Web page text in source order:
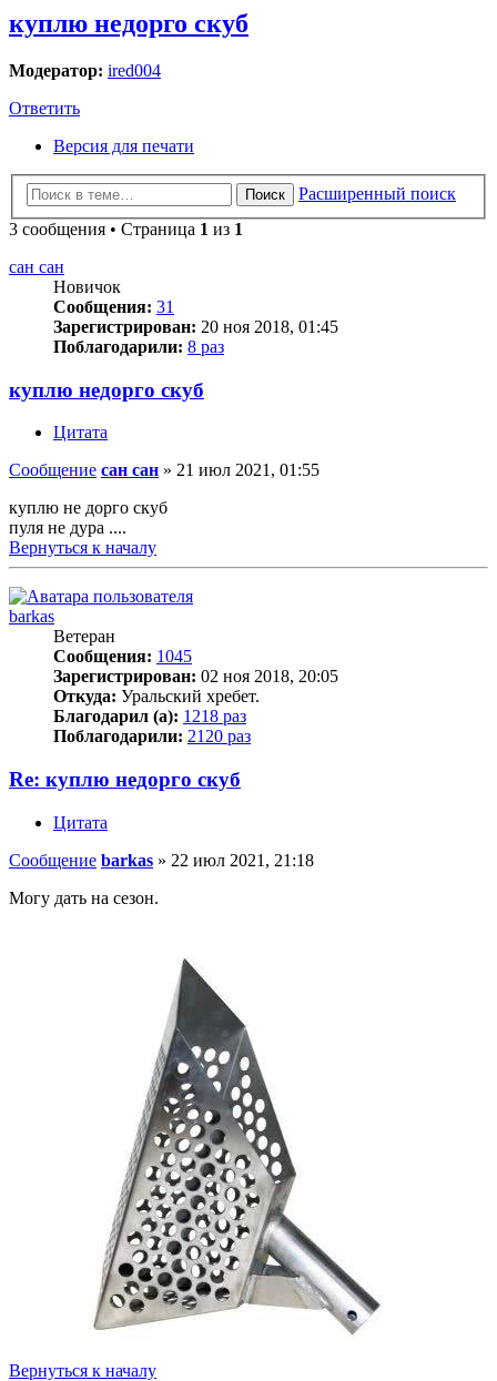
куплю недорго скуб
Модератор: ired004
Ответить
Версия для печати
Поиск
Расширенный поиск
3 сообщения • Страница 1 из 1
сан сан
Новичок
Сообщения: 31
Зарегистрирован: 20 ноя 2018, 01:45
Поблагодарили: 8 раз
куплю недорго скуб
Цитата
Сообщение сан сан » 21 июл 2021, 01:55
куплю не дорго скуб
пуля не дура ....
Вернуться к началу
barkas
Ветеран
Сообщения: 1045
Зарегистрирован: 02 ноя 2018, 20:05
Откуда: Уральский хребет.
Благодарил (а): 1218 раз
Поблагодарили: 2120 раз
Re: куплю недорго скуб
Цитата
Сообщение barkas » 22 июл 2021, 21:18
Могу дать на сезон.
Вернуться к началу